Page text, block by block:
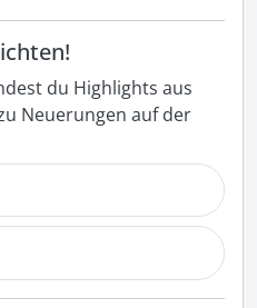
du Highlights aus
Neuerungen auf der